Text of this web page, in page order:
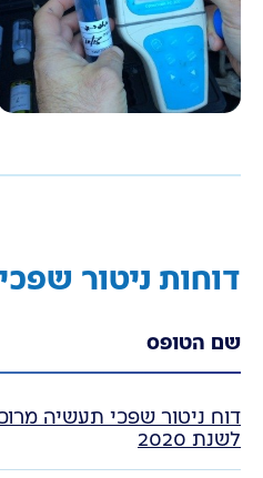
דוחות ניטור
שם הטופס
דוח ניטור שפכי תעשיה
לשנת 2020